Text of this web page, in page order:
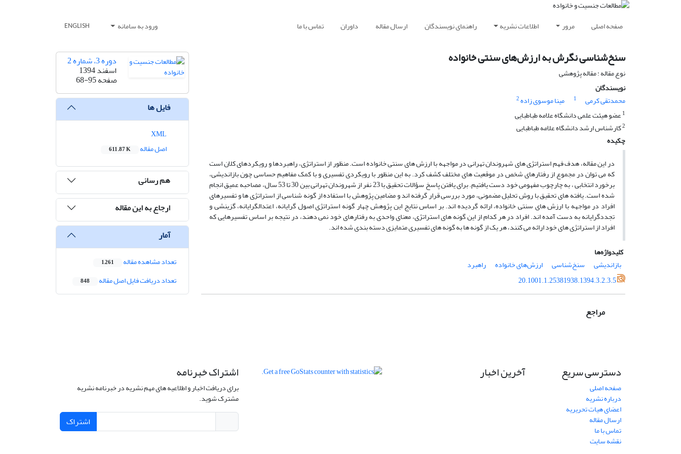
صفحه اصلی مرور اطلاعات نشریه راهنمای نویسندگان ارسال مقاله داوران تماس با ما ورود به سامانه ENGLISH
سنخ‌شناسی نگرش به ارزش‌های سنتی خانواده
نوع مقاله : مقاله پژوهشی
نویسندگان
محمدتقی کرمی
1 مینا موسوی زاده2
1عضو هیئت علمی دانشگاه علامه طباطبایی
2کارشناس ارشد دانشگاه علامه طباطبایی
چکیده
در این مقاله، هدف فهم استراتژی های شهروندان تهرانی در مواجهه با ارزش های سنتی خانواده است. منظور از استراتژی، راهبردها و رویکردهای کلان است
که می توان در مجموع از رفتارهای شخص در موقعیت های مختلف کشف کرد. به این منظور با رویکردی تفسیری و با کمک مفاهیم حساسی چون بازاندیشی،
برخورد انتخابی ، به چارچوب مفهومی خود دست یافتیم. برای یافتن پاسخ سؤالات تحقیق با 23 نفر از شهروندان تهرانی بین 30 تا 53 سال، مصاحبه عمیق انجام
شده است. یافته های تحقیق با روش تحلیل مضمونی، مورد بررسی قرار گرفته اند و مضامین پژوهش با استفاده از گونه شناسی از استراتژی ها و تفسیرهای
افراد در مواجهه با ارزش های سنتی خانواده، ارائه گردیده اند. بر اساس نتایج این پژوهش چهار گونه استراتژی اصول گرایانه، اعتدالگرایانه، گزینشی و
تجددگرایانه به دست آمده اند. افراد در هر کدام از این گونه های استراتژی، معنای واحدی به رفتارهای خود نمی دهند، در نتیجه بر اساس تفسیرهایی که
افراد از استراتژی های خود ارائه می کنند، هر یک از گونه ها به گونه های تفسیری متمایزی دسته بندی شده اند.
کلیدواژه‌ها
بازاندیشی
سنخ‌شناسی ارزش‌های خانواده
راهبرد
20.1001.1.25381938.1394.3.2.3.5
مراجع
دوره 3، شماره 2
اسفند 1394
صفحه68-95
فایل ها
اصل مقاله
611.87 K
هم رسانی
ارجاع به این مقاله
آمار
تعداد مشاهده مقاله 1,261
تعداد دریافت فایل اصل مقاله 848
دسترسی سریع
صفحه اصلی
درباره نشریه
اعضای هیات تحریریه
ارسال مقاله
تماس با ما
نقشه سایت
آخرین اخبار اشتراک خبرنامه
برای دریافت اخبار و اطلاعیه های مهم نشریه در خبرنامه نشریه
مشترک شوید.
اشتراک